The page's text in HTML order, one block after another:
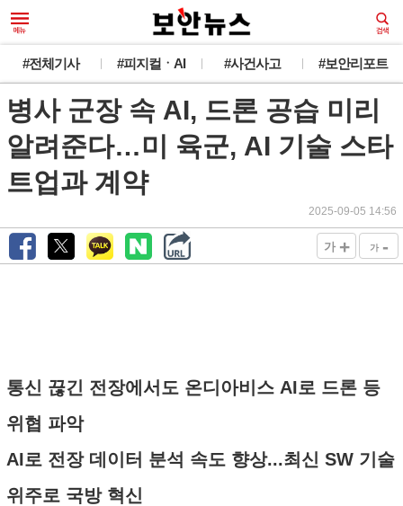
#전체기사 #피지컬ㆍAI #사건사고 #보안리포트
병사 군장 속 AI, 드론 공습 미리
알려준다…미 육군, AI 기술 스타
트업과 계약
2025-09-05 14:56
가 + 가 -
통신 끊긴 전장에서도 온디아비스 AI로 드론 등
위협 파악
AI로 전장 데이터 분석 속도 향상...최신 SW 기술
위주로 국방 혁신